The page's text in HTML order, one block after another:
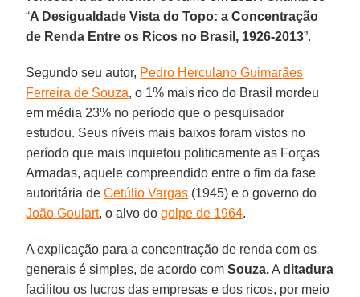
“A Desigualdade Vista do Topo: a Concentração
de Renda Entre os Ricos no Brasil, 1926-2013”.
Segundo seu autor, Pedro Herculano Guimarães
Ferreira de Souza, o 1% mais rico do Brasil mordeu
em média 23% no período que o pesquisador
estudou. Seus níveis mais baixos foram vistos no
período que mais inquietou politicamente as Forças
Armadas, aquele compreendido entre o fim da fase
autoritária deGetúlio Vargas (1945) e o governo do
João Goulart, o alvo dogolpe de 1964.
A explicação para a concentração de renda com os
generais é simples, de acordo comSouza.Aditadura
facilitou os lucros das empresas e dos ricos, por meio